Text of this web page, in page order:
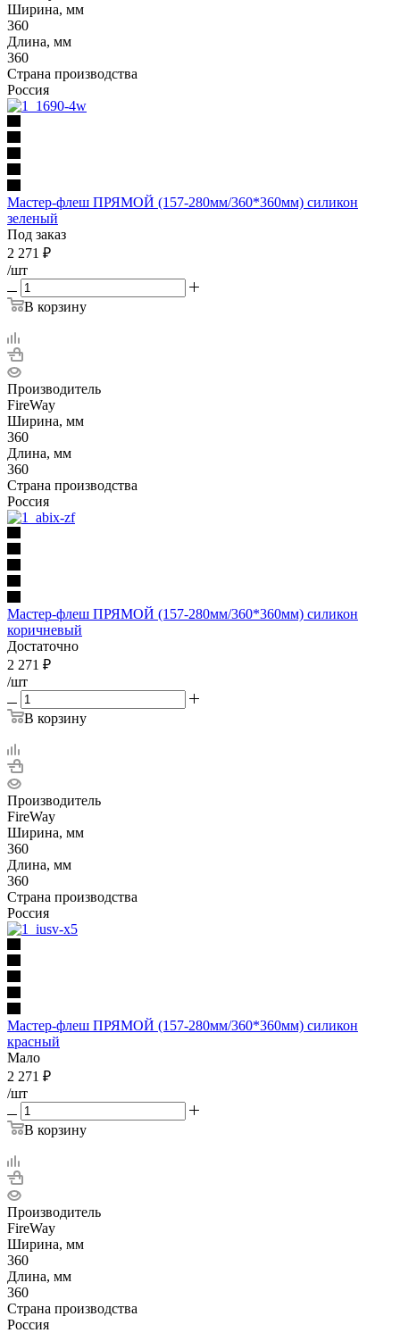
Ширина, мм
360
Длина, мм
360
Страна производства
Россия
Мастер-флеш ПРЯМОЙ (157-280мм/360*360мм) силикон
зеленый
Под заказ
2 271 ₽
/шт
В корзину
Производитель
FireWay
Ширина, мм
360
Длина, мм
360
Страна производства
Россия
Мастер-флеш ПРЯМОЙ (157-280мм/360*360мм) силикон
коричневый
Достаточно
2 271 ₽
/шт
В корзину
Производитель
FireWay
Ширина, мм
360
Длина, мм
360
Страна производства
Россия
Мастер-флеш ПРЯМОЙ (157-280мм/360*360мм) силикон
красный
Мало
2 271 ₽
/шт
В корзину
Производитель
FireWay
Ширина, мм
360
Длина, мм
360
Страна производства
Россия